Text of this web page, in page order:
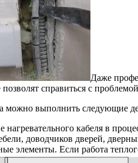
Даже
справиться с
можно выполнить следующие
нагревательного кабеля в
доводчиков дверей,
элементы. Если работа